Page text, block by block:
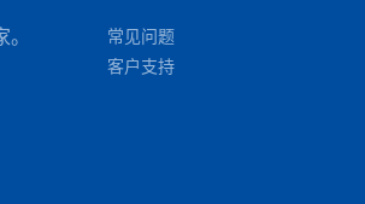
常见问题
客户支持